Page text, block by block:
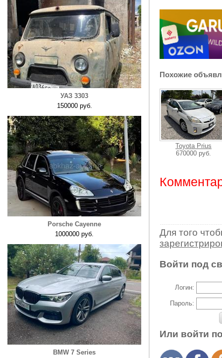
УАЗ 3303
150000 руб.
Porsche Cayenne
1000000 руб.
BMW 7 Series
Похожие
Toyota Prius
670000 руб.
Для того
Войти под
Логин:
Пароль:
Или войти